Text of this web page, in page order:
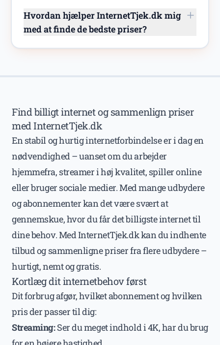
Hvordan hjælper InternetTjek.dk mig
med at finde de bedste priser?
Find billigt internet og sammenlign priser
med InternetTjek.dk
En stabil og hurtig internetforbindelse er i dag en
nødvendighed – uanset om du arbejder
hjemmefra, streamer i høj kvalitet, spiller online
eller bruger sociale medier. Med mange udbydere
og abonnementer kan det være svært at
gennemskue, hvor du får det billigste internet til
dine behov. Med InternetTjek.dk kan du indhente
tilbud og sammenligne priser fra flere udbydere –
hurtigt, nemt og gratis.
Kortlæg dit internetbehov først
Dit forbrug afgør, hvilket abonnement og hvilken
pris der passer til dig:
Streaming:Ser du meget indhold i 4K, har du brug